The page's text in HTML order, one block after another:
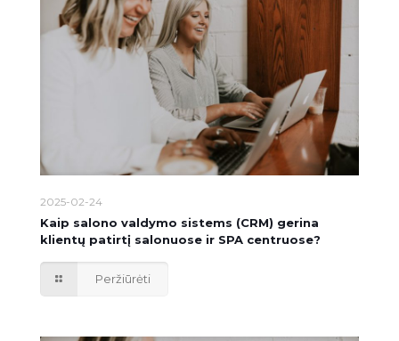
2025-02-24
Kaip salono valdymo sistems (CRM) gerina
klientų patirtį salonuose ir SPA centruose?
Peržiūrėti